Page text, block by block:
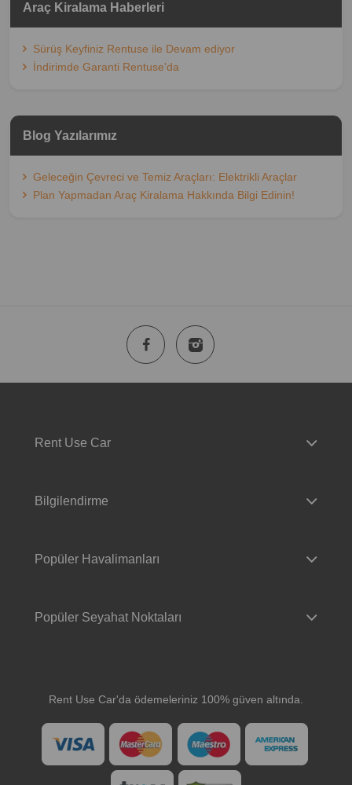
Araç Kiralama Haberleri
Sürüş Keyfiniz Rentuse ile Devam ediyor
İndirimde Garanti Rentuse'da
Blog Yazılarımız
Geleceğin Çevreci ve Temiz Araçları: Elektrikli Araçlar
Plan Yapmadan Araç Kiralama Hakkında Bilgi Edinin!
Rent Use Car
Bilgilendirme
Popüler Havalimanları
Popüler Seyahat Noktaları
Rent Use Car'da ödemeleriniz 100% güven altında.